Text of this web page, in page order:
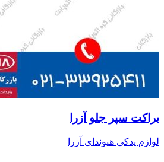
براکت سپر جلو آزرا
لوازم یدکی هیوندای آزرا